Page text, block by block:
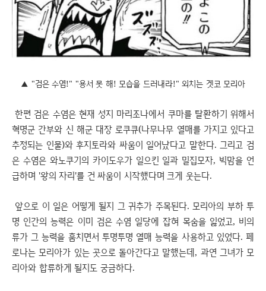
▲ "검은 수염!" "용서 못 해! 모습을 드러내라!" 외치는 겟코 모리아
한편 검은 수염은 현재 성지 마리조나에서 쿠마를 탈환하기 위해서
혁명군 간부와 신 해군 대장 로쿠큐(나무나무 열매를 가지고 있다고
추정되는 인물)와 후지토라와 싸움이 일어났다고 말한다. 그리고 검
은 수염은 와노쿠기의 카이도우가 일으킨 일과 밀집모자, 빅맘을 언
급하며 '왕의 자리'를 건 싸움이 시작했다며 크게 웃는다.
앞으로 이 일은 어떻게 될지 그 귀추가 주목된다. 모리아의 부하 투
명 인간의 능력은 이미 검은 수염 일당에 잡혀 목숨을 잃었고, 비의
류가 그 능력을 훔치면서 투명투명 열매 능력을 사용하고 있었다. 페
로나는 모리아가 있는 곳으로 돌아간다고 말했는데, 과연 그녀가 모
리아와 합류하게 될지도 궁금하다.